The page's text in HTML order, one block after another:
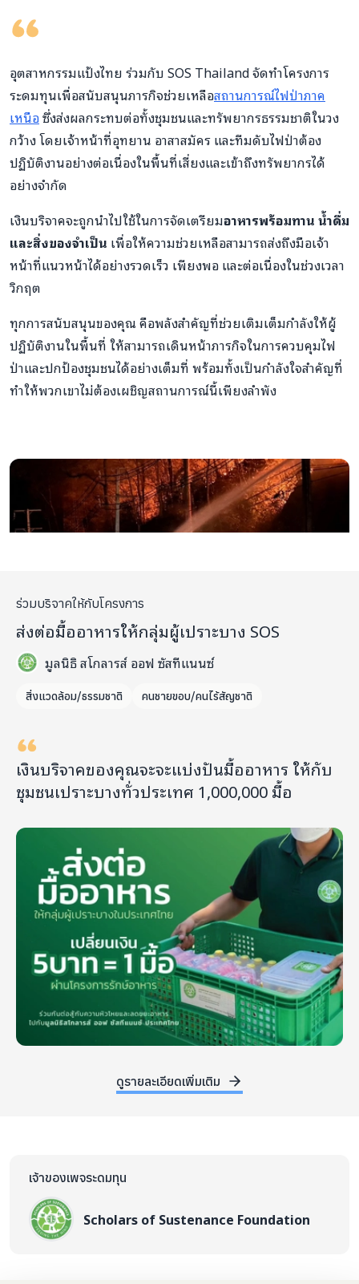
อุตสาหกรรมแป้งไทย ร่วมกับ SOS Thailand จัดทำโครงการ
ระดมทุนเพื่อสนับสนุนภารกิจช่วยเหลือสถานการณ์ไฟป่าภาค
เหนือซึ่งส่งผลกระทบต่อทั้งชุมชนและทรัพยากรธรรมชาติในวง
กว้าง โดยเจ้าหน้าที่อุทยาน อาสาสมัคร และทีมดับไฟป่าต้อง
ปฏิบัติงานอย่างต่อเนื่องในพื้นที่เสี่ยงและเข้าถึงทรัพยากรได้
อย่างจำกัด
เงินบริจาคจะถูกนำไปใช้ในการจัดเตรียมอาหารพร้อมทาน น้ำดื่ม
และสิ่งของจำเป็น เพื่อให้ความช่วยเหลือสามารถส่งถึงมือเจ้า
หน้าที่แนวหน้าได้อย่างรวดเร็ว เพียงพอ และต่อเนื่องในช่วงเวลา
วิกฤต
ทุกการสนับสนุนของคุณ คือพลังสำคัญที่ช่วยเติมเต็มกำลังให้ผู้
ปฏิบัติงานในพื้นที่ ให้สามารถเดินหน้าภารกิจในการควบคุมไฟ
ป่าและปกป้องชุมชนได้อย่างเต็มที่ พร้อมทั้งเป็นกำลังใจสำคัญที่
ทำให้พวกเขาไม่ต้องเผชิญสถานการณ์นี้เพียงลำพัง
ร่วมบริจาคให้กับโครงการ
ส่งต่อมื้ออาหารให้กลุ่มผู้เปราะบาง SOS
มูลนิธิ สโกลารส์ ออฟ ซัสทีแนนซ์
สิ่งแวดล้อม/ธรรมชาติ คนชายขอบ/คนไร้สัญชาติ
เงินบริจาคของคุณจะจะแบ่งปันมื้ออาหาร ให้กับ
ชุมชนเปราะบางทั่วประเทศ 1,000,000 มื้อ
ดูรายละเอียดเพิ่มเติม
เจ้าของเพจระดมทุน
Scholars of Sustenance Foundation